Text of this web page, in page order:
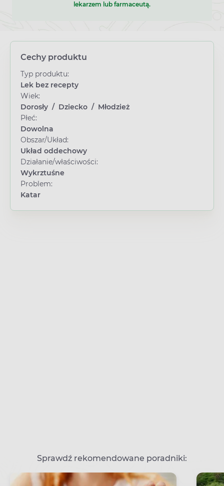
lekarzem lub farmaceutą.
Cechy produktu
Typ produktu:
Lek bez recepty
Wiek:
Dorosły / Dziecko / Młodzież
Płeć:
Dowolna
Obszar/Układ:
Układ oddechowy
Działanie/właściwości:
Wykrztuśne
Problem:
Katar
Sprawdź rekomendowane poradniki: